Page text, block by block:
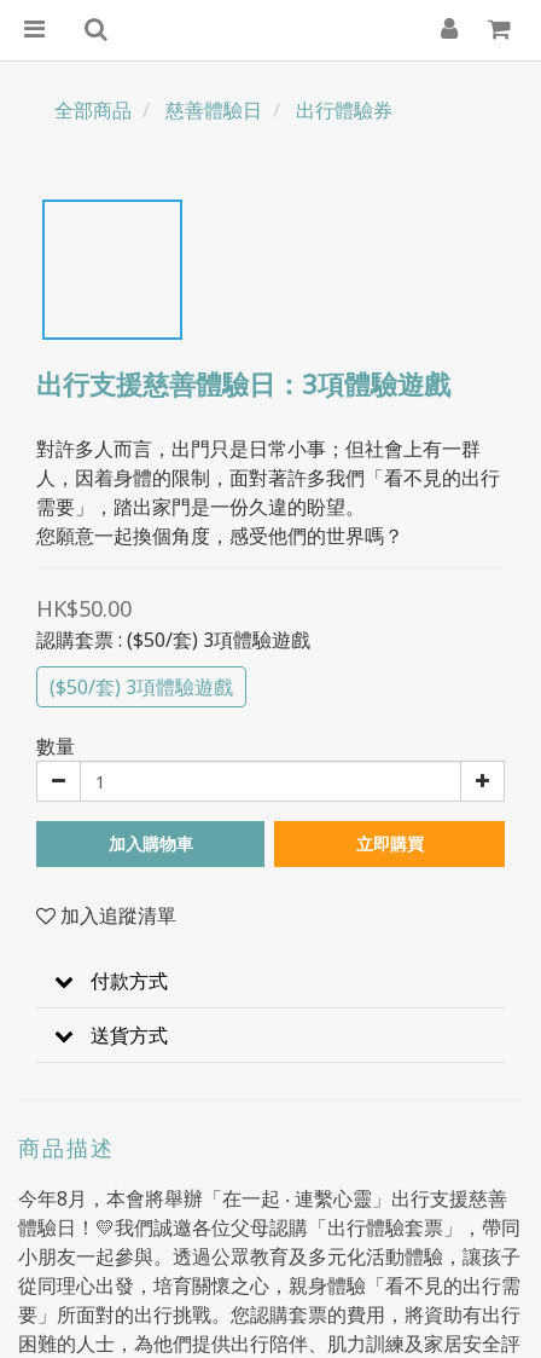
全部商品 慈善體驗日 出行體驗券
出行支援慈善體驗日：3項體驗遊戲
對許多人而言，出門只是日常小事；但社會上有一群
人，因着身體的限制，面對著許多我們「看不見的出行
需要」，踏出家門是一份久違的盼望。
您願意一起換個角度，感受他們的世界嗎？
HK$50.00
認購套票: ($50/套) 3項體驗遊戲
($50/套) 3項體驗遊戲
數量
加入購物車 立即購買
加入追蹤清單
付款方式
送貨方式
商品描述
今年8月，本會將舉辦「在一起 ‧ 連繫心靈」出行支援慈善
體驗日！💛我們誠邀各位父母認購「出行體驗套票」，帶同
小朋友一起參與。透過公眾教育及多元化活動體驗，讓孩子
從同理心出發，培育關懷之心，親身體驗「看不見的出行需
要」所面對的出行挑戰。您認購套票的費用，將資助有出行
困難的人士，為他們提供出行陪伴、肌力訓練及家居安全評